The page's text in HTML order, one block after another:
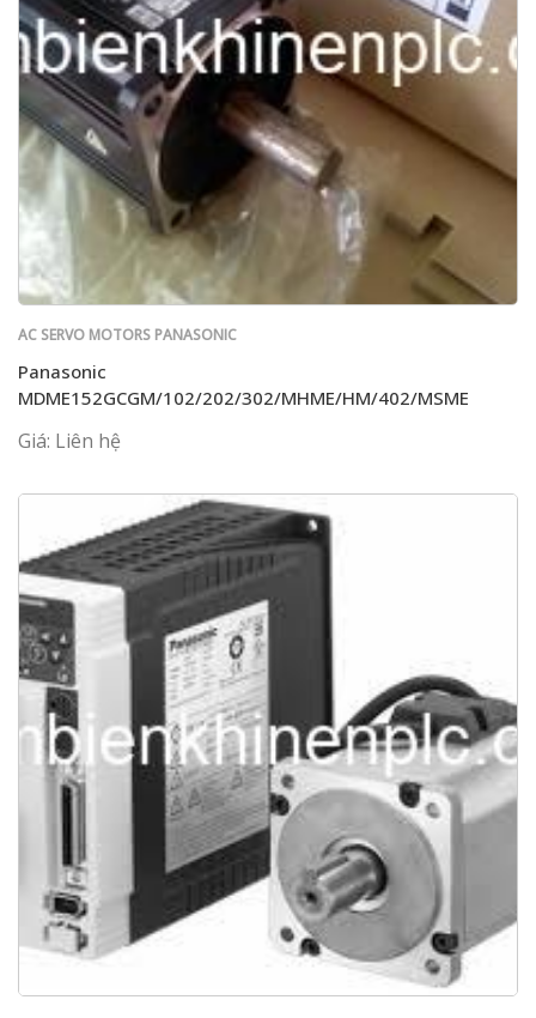
AC SERVO MOTORS PANASONIC
Panasonic
MDME152GCGM/102/202/302/MHME/HM/402/MSME
Giá: Liên hệ